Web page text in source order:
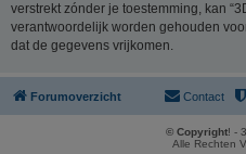
verstrekt zónder je toestemming, kan
verantwoordelijk worden gehouden
dat de gegevens vrijkomen.
Forumoverzicht Contact
© Copyright! -
Alle Rechten